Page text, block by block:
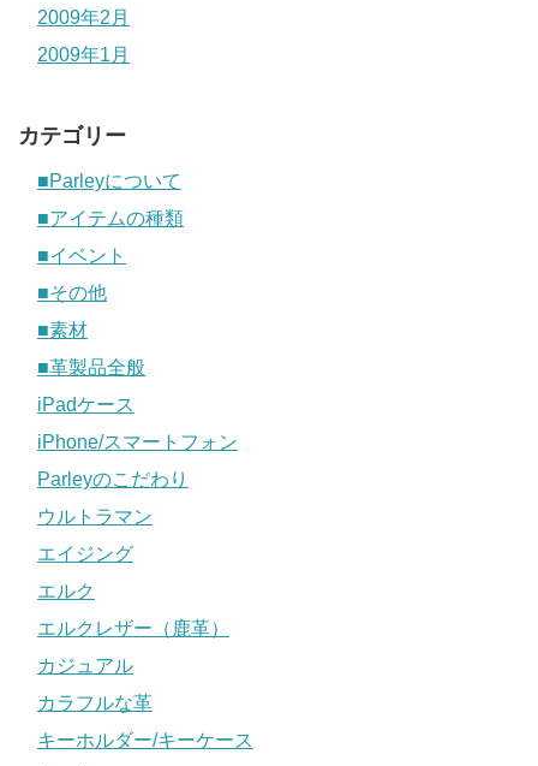
2009年2月
2009年1月
カテゴリー
■Parleyについて
■アイテムの種類
■イベント
■その他
■素材
■革製品全般
iPadケース
iPhone/スマートフォン
Parleyのこだわり
ウルトラマン
エイジング
エルク
エルクレザー（鹿革）
カジュアル
カラフルな革
キーホルダー/キーケース